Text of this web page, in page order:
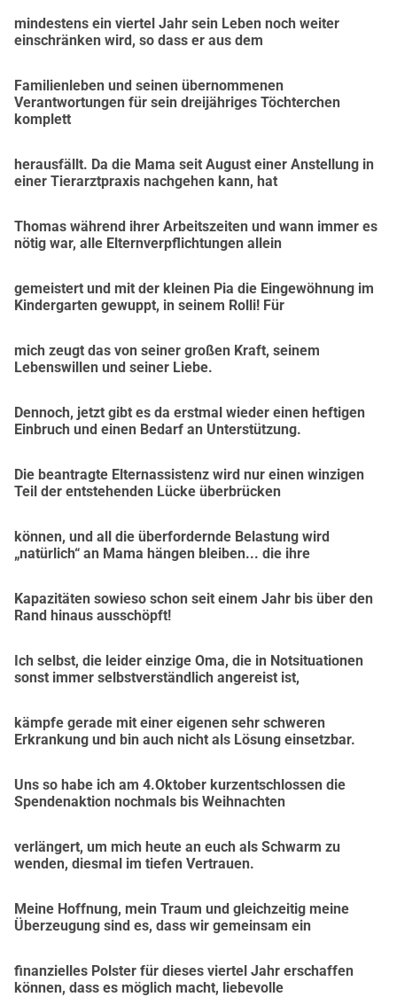
finanční
prostředky, aby tento nový začátek nejen zvládli, ale udělali
z něj krok vpřed.
Společně pro Thomase a jeho rodinu
V okamžicích jako jsou tyto se ukazuje síla komunity.
bez ohledu na výši je cenným příspěvkem, který pomáhá
Thomasovi a jeho rodině
Vaší podporou umožňujete nejen praktickou pomoc, ale
také darujete
Prosíme, pomozte, jak můžete, a sdílejte tuto výzvu se
svými blízkými.
Společně můžeme pro Thomase a jeho rodinu postavit
most do nového
překážkám poznamenáno nadějí, důstojností a novými
možnostmi.
mindestens ein viertel Jahr sein Leben noch weiter
einschränken wird, so dass er aus dem
Familienleben und seinen übernommenen
Verantwortungen für sein dreijähriges Töchterchen
komplett
herausfällt. Da die Mama seit August einer Anstellung in
einer Tierarztpraxis nachgehen kann, hat
Thomas während ihrer Arbeitszeiten und wann immer es
nötig war, alle Elternverpflichtungen allein
gemeistert und mit der kleinen Pia die Eingewöhnung im
Kindergarten gewuppt, in seinem Rolli! Für
mich zeugt das von seiner großen Kraft, seinem
Lebenswillen und seiner Liebe.
Dennoch, jetzt gibt es da erstmal wieder einen heftigen
Einbruch und einen Bedarf an Unterstützung.
Die beantragte Elternassistenz wird nur einen winzigen
Teil der entstehenden Lücke überbrücken
können, und all die überfordernde Belastung wird
„natürlich“ an Mama hängen bleiben... die ihre
Kapazitäten sowieso schon seit einem Jahr bis über den
Rand hinaus ausschöpft!
Ich selbst, die leider einzige Oma, die in Notsituationen
sonst immer selbstverständlich angereist ist,
kämpfe gerade mit einer eigenen sehr schweren
Erkrankung und bin auch nicht als Lösung einsetzbar.
Uns so habe ich am 4.Oktober kurzentschlossen die
Spendenaktion nochmals bis Weihnachten
verlängert, um mich heute an euch als Schwarm zu
wenden, diesmal im tiefen Vertrauen.
Meine Hoffnung, mein Traum und gleichzeitig meine
Überzeugung sind es, dass wir gemeinsam ein
finanzielles Polster für dieses viertel Jahr erschaffen
können, dass es möglich macht, liebevolle